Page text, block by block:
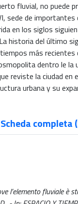
fluvial, no puede
sede de
en los siglos
historia del último
más recientes
dentro le
reviste la ciudad
urbana y su
Scheda completa
l’elemento fluviale